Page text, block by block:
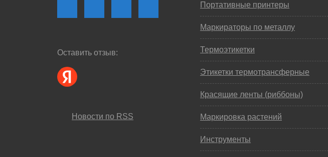
Оставить отзыв:
Новости по RSS
Портативные принтеры
Маркираторы по металлу
Термоэтикетки
Этикетки термотрансферные
Красящие ленты (риббоны)
Маркировка растений
Инструменты